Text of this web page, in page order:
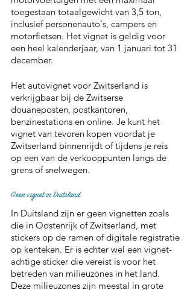
toegestaan totaalgewicht van 3,5 ton,
inclusief personenauto's, campers en
motorfietsen. Het vignet is geldig voor
een heel kalenderjaar, van 1 januari tot 31
december.
Het autovignet voor Zwitserland is
verkrijgbaar bij de Zwitserse
douaneposten, postkantoren,
benzinestations en online. Je kunt het
vignet van tevoren kopen voordat je
Zwitserland binnenrijdt of tijdens je reis
op een van de verkooppunten langs de
grens of snelwegen.
Geen vignet in Duitsland
In Duitsland zijn er geen vignetten zoals
die in Oostenrijk of Zwitserland, met
stickers op de ramen of digitale registratie
op kenteken. Er is echter wel een vignet-
achtige sticker die vereist is voor het
betreden van milieuzones in het land.
Deze milieuzones zijn meestal in grote